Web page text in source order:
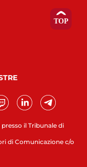
il Tribunale di
di Comunicazione c/o